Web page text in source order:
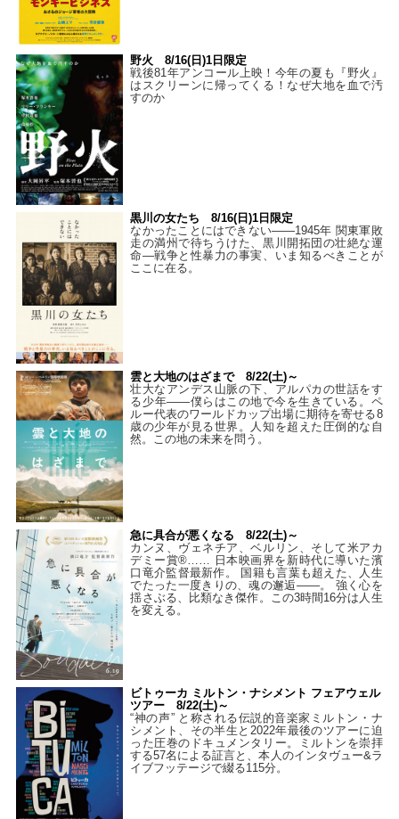
野火 8/16(日)1日限定
戦後81年アンコール上映！今年の夏も『野火』
はスクリーンに帰ってくる！なぜ大地を血で汚
すのか
黒川の女たち 8/16(日)1日限定
なかったことにはできない——1945年 関東軍敗
走の満州で待ちうけた、黒川開拓団の壮絶な運
命―戦争と性暴力の事実、いま知るべきことが
ここに在る。
雲と大地のはざまで 8/22(土)～
壮大なアンデス山脈の下、アルパカの世話をす
る少年――僕らはこの地で今を生きている。ペ
ルー代表のワールドカップ出場に期待を寄せる8
歳の少年が見る世界。人知を超えた圧倒的な自
然。この地の未来を問う。
急に具合が悪くなる 8/22(土)～
カンヌ、ヴェネチア、ベルリン、そして米アカ
デミー賞®…… 日本映画界を新時代に導いた濱
口竜介監督最新作。 国籍も言葉も超えた、人生
でたった一度きりの、魂の邂逅――。 強く心を
揺さぶる、比類なき傑作。この3時間16分は人生
を変える。
ビトゥーカ ミルトン・ナシメント フェアウェル
ツアー 8/22(土)～
“神の声” と称される伝説的音楽家ミルトン・ナ
シメント、その半生と2022年最後のツアーに迫
った圧巻のドキュメンタリー。ミルトンを崇拝
する57名による証言と、本人のインタヴュー&ラ
イブフッテージで綴る115分。